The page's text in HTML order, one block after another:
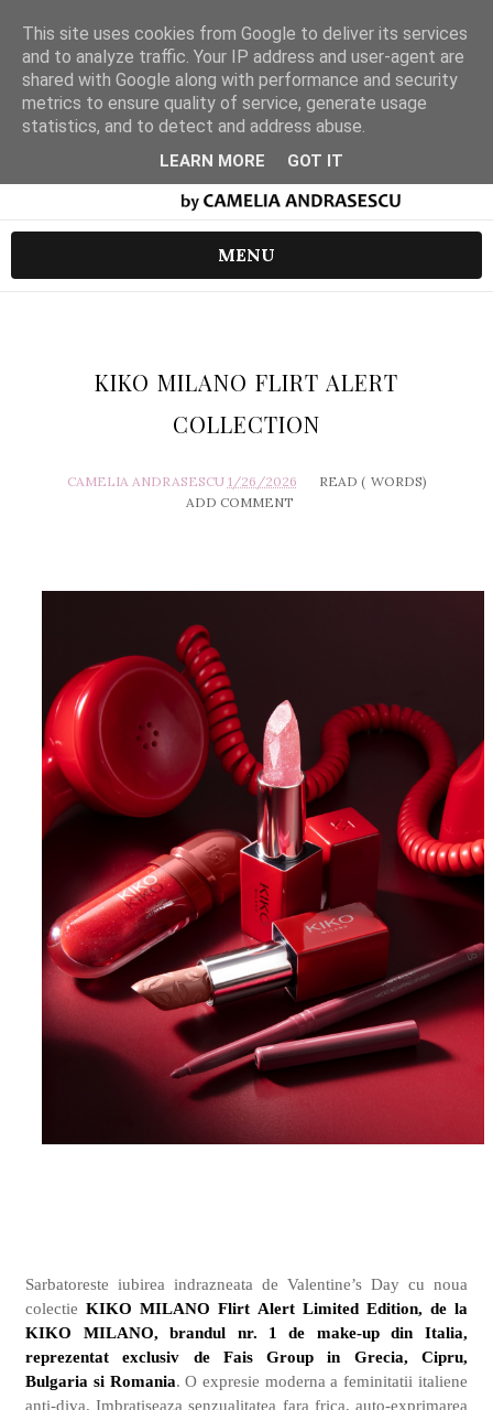
MENU
KIKO MILANO FLIRT ALERT
COLLECTION
CAMELIA ANDRASESCU 1/26/2026 READ ( WORDS)
ADD COMMENT
Sarbatoreste iubirea indrazneata de Valentine’s Day cu noua
colectieKIKO MILANO Flirt Alert Limited Edition, de la
KIKO MILANO, brandul nr. 1 de make-up din Italia,
reprezentat exclusiv de Fais Group in Grecia, Cipru,
Bulgaria si Romania. O expresie moderna a feminitatii italiene
anti-diva. Imbratiseaza senzualitatea fara frica, auto-exprimarea
This site uses cookies from Google to deliver its services
and to analyze traffic. Your IP address and user-agent are
shared with Google along with performance and security
metrics to ensure quality of service, generate usage
statistics, and to detect and address abuse.
LEARN MORE GOT IT